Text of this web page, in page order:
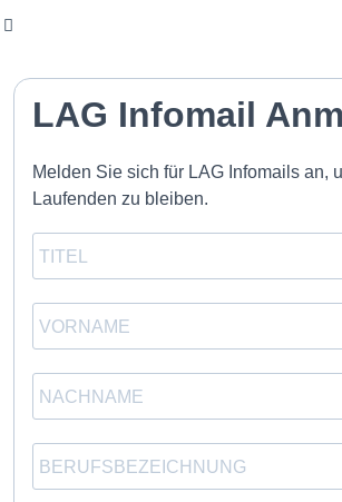
LAG Infomail
Melden Sie sich für LAG Infomails an,
Laufenden zu bleiben.